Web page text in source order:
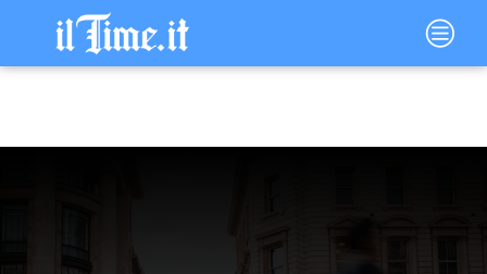
contenuto
Main
Menu